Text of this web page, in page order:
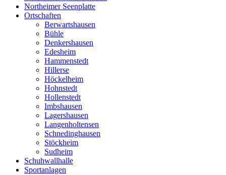
Northeimer Seenplatte
Ortschaften
Berwartshausen
Bühle
Denkershausen
Edesheim
Hammenstedt
Hillerse
Höckelheim
Hohnstedt
Hollenstedt
Imbshausen
Lagershausen
Langenholtensen
Schnedinghausen
Stöckheim
Sudheim
Schuhwallhalle
Sportanlagen